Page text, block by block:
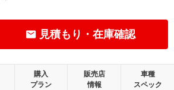
見積もり・在庫確認
購入
プラン
販売店
情報
車種
スペック